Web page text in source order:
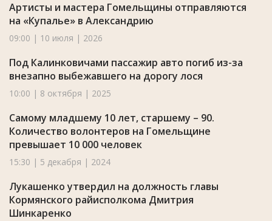
Артисты и мастера Гомельщины отправляются
на «Купалье» в Александрию
09:00 | 10 июля | 2026
Под Калинковичами пассажир авто погиб из-за
внезапно выбежавшего на дорогу лося
10:00 | 8 октября | 2025
Самому младшему 10 лет, старшему – 90.
Количество волонтеров на Гомельщине
превышает 10 000 человек
15:30 | 5 декабря | 2024
Лукашенко утвердил на должность главы
Кормянского райисполкома Дмитрия
Шинкаренко